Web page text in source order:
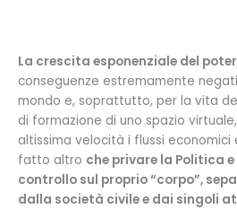
La crescita esponenziale del
conseguenze estremamente
mondo e, soprattutto, per la vita
di formazione di uno spazio
altissima velocità i flussi economici
fatto altro che privare la Politica
controllo sul proprio “corpo”,
dalla società civile e dai singoli